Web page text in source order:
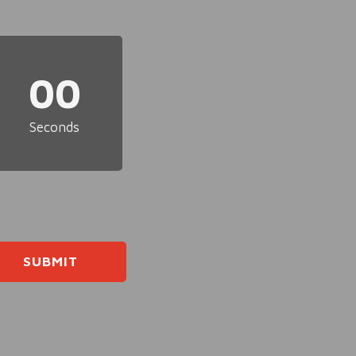
00
Seconds